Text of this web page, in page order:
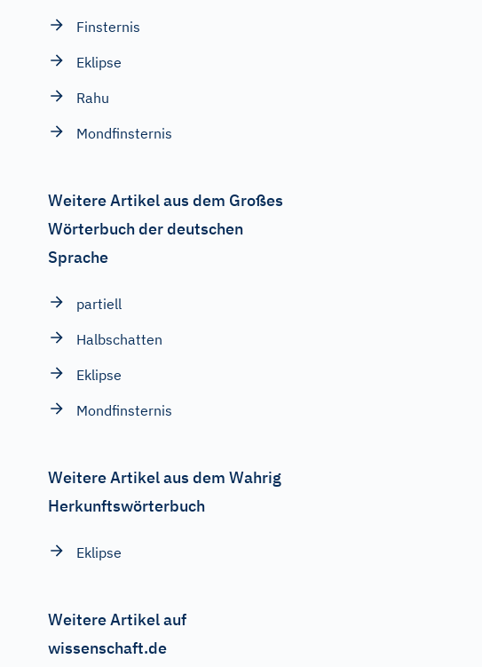
Finsternis
Eklipse
Rahu
Mondfinsternis
Weitere Artikel aus dem Großes
Wörterbuch der deutschen
Sprache
partiell
Halbschatten
Eklipse
Mondfinsternis
Weitere Artikel aus dem Wahrig
Herkunftswörterbuch
Eklipse
Weitere Artikel auf
wissenschaft.de